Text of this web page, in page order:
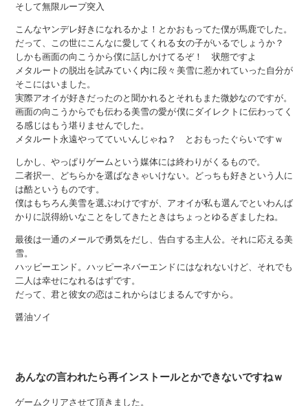
そして無限ループ突入
こんなヤンデレ好きになれるかよ！とかおもってた僕が馬鹿でした。
だって、この世にこんなに愛してくれる女の子がいるでしょうか？
しかも画面の向こうから僕に話しかけてるぞ！ 状態ですよ
メタルートの脱出を試みていく内に段々美雪に惹かれていった自分が
そこにはいました。
実際アオイが好きだったのと聞かれるとそれもまた微妙なのですが。
画面の向こうからでも伝わる美雪の愛が僕にダイレクトに伝わってく
る感じはもう堪りませんでした。
メタルート永遠やってていいんじゃね？ とおもったぐらいですｗ
しかし、やっぱりゲームという媒体には終わりがくるもので。
二者択一、どちらかを選ばなきゃいけない。どっちも好きという人に
は酷というものです。
僕はもちろん美雪を選ぶわけですが、アオイが私も選んでといわんば
かりに説得紛いなことをしてきたときはちょっとゆるぎましたね。
最後は一通のメールで勇気をだし、告白する主人公。それに応える美
雪。
ハッピーエンド。ハッピーネバーエンドにはなれないけど、それでも
二人は幸せになれるはずです。
だって、君と彼女の恋はこれからはじまるんですから。
醤油ソイ
あんなの言われたら再インストールとかできないですねｗ
ゲームクリアさせて頂きました。